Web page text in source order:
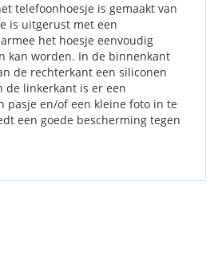
telefoonhoesje is gemaakt van
is uitgerust met een
het hoesje eenvoudig
kan worden. In de binnenkant
de rechterkant een siliconen
de linkerkant is er een
pasje en/of een kleine foto in te
een goede bescherming tegen